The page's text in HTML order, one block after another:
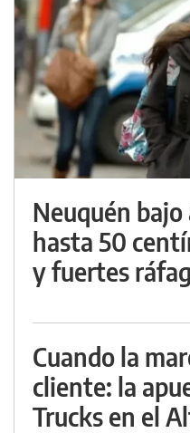
Neuquén
hasta 50
y fuertes
Cuando la
cliente: la
Trucks en el